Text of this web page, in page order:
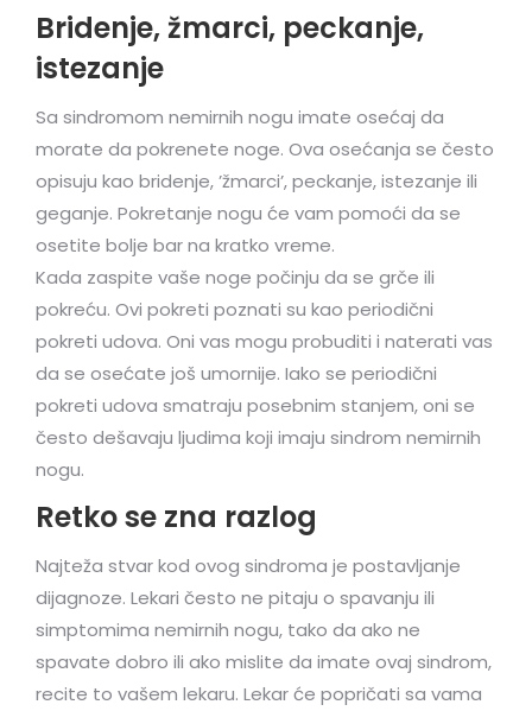
Bridenje, žmarci, peckanje,
istezanje
Sa sindromom nemirnih nogu imate osećaj da
morate da pokrenete noge. Ova osećanja se često
opisuju kao bridenje, ’žmarci’, peckanje, istezanje ili
geganje. Pokretanje nogu će vam pomoći da se
osetite bolje bar na kratko vreme.
Kada zaspite vaše noge počinju da se grče ili
pokreću. Ovi pokreti poznati su kao periodični
pokreti udova. Oni vas mogu probuditi i naterati vas
da se osećate još umornije. Iako se periodični
pokreti udova smatraju posebnim stanjem, oni se
često dešavaju ljudima koji imaju sindrom nemirnih
nogu.
Retko se zna razlog
Najteža stvar kod ovog sindroma je postavljanje
dijagnoze. Lekari često ne pitaju o spavanju ili
simptomima nemirnih nogu, tako da ako ne
spavate dobro ili ako mislite da imate ovaj sindrom,
recite to vašem lekaru. Lekar će popričati sa vama